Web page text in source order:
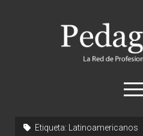
Pedagogía
abrir
el
Etiqueta: Latinoamericanos